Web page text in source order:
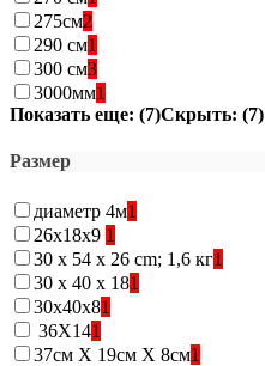
275см2
290 см1
300 см3
3000мм1
Показать еще: (7)Скрыть: (7)
Размер
диаметр 4м1
26x18x9 1
30 x 54 x 26 cm; 1,6 кг1
30 х 40 х 181
30х40х81
36X141
37см Х 19см Х 8см1